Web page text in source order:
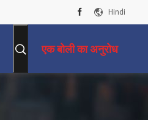
Hindi
एक बोली का अनुरोध